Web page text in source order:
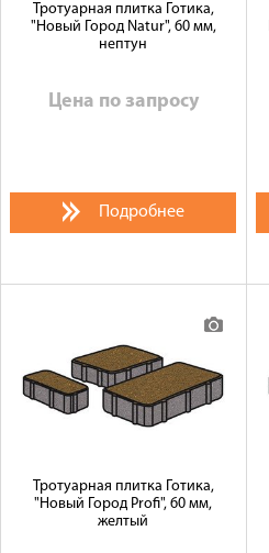
Тротуарная плитка Готика,
"Новый Город Natur", 60 мм,
нептун
Цена по запросу
Подробнее
Тротуарная плитка Готика,
"Новый Город Profi", 60 мм,
желтый